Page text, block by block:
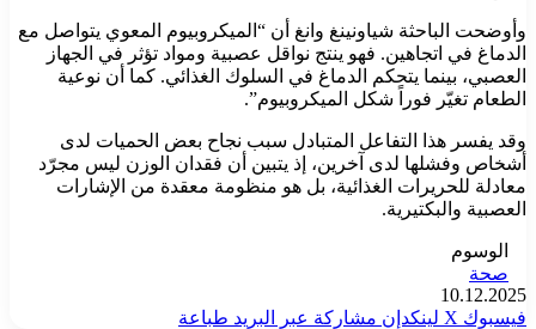
وأوضحت الباحثة شياونينغ وانغ أن “الميكروبيوم المعوي يتواصل مع
الدماغ في اتجاهين. فهو ينتج نواقل عصبية ومواد تؤثر في الجهاز
العصبي، بينما يتحكم الدماغ في السلوك الغذائي. كما أن نوعية
الطعام تغيّر فوراً شكل الميكروبيوم”.
وقد يفسر هذا التفاعل المتبادل سبب نجاح بعض الحميات لدى
أشخاص وفشلها لدى آخرين، إذ يتبين أن فقدان الوزن ليس مجرّد
معادلة للحريرات الغذائية، بل هو منظومة معقدة من الإشارات
العصبية والبكتيرية.
الوسوم
صحة
10.12.2025
فيسبوك ‫X لينكدإن مشاركة عبر البريد طباعة